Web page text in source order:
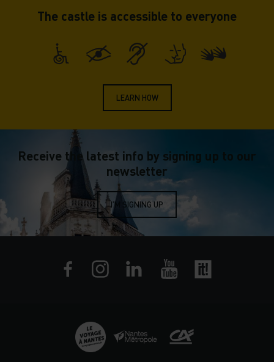
The castle is accessible to everyone
LEARN HOW
Receive the latest info by signing up to our
newsletter
I’M SIGNING UP